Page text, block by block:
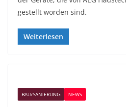
gestellt worden sind.
Weiterlesen
BAU/SANIERUNG NEWS